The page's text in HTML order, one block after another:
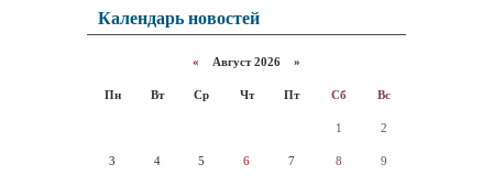
Календарь новостей
« Август 2026 »
Пн Вт Ср Чт Пт Сб Вс
1 2
3 4 5 6 7 8 9